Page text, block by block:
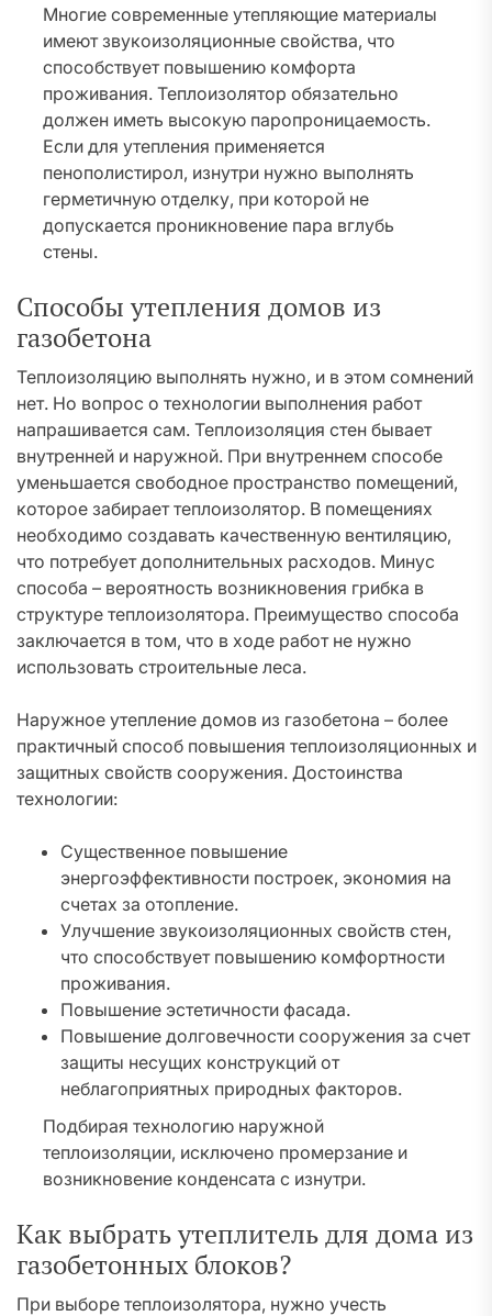
Многие современные утепляющие материалы
имеют звукоизоляционные свойства, что
способствует повышению комфорта
проживания. Теплоизолятор обязательно
должен иметь высокую паропроницаемость.
Если для утепления применяется
пенополистирол, изнутри нужно выполнять
герметичную отделку, при которой не
допускается проникновение пара вглубь
стены.
Способы утепления домов из
газобетона
Теплоизоляцию выполнять нужно, и в этом сомнений
нет. Но вопрос о технологии выполнения работ
напрашивается сам. Теплоизоляция стен бывает
внутренней и наружной. При внутреннем способе
уменьшается свободное пространство помещений,
которое забирает теплоизолятор. В помещениях
необходимо создавать качественную вентиляцию,
что потребует дополнительных расходов. Минус
способа – вероятность возникновения грибка в
структуре теплоизолятора. Преимущество способа
заключается в том, что в ходе работ не нужно
использовать строительные леса.
Наружное утепление домов из газобетона – более
практичный способ повышения теплоизоляционных и
защитных свойств сооружения. Достоинства
технологии:
Существенное повышение
энергоэффективности построек, экономия на
счетах за отопление.
Улучшение звукоизоляционных свойств стен,
что способствует повышению комфортности
проживания.
Повышение эстетичности фасада.
Повышение долговечности сооружения за счет
защиты несущих конструкций от
неблагоприятных природных факторов.
Подбирая технологию наружной
теплоизоляции, исключено промерзание и
возникновение конденсата с изнутри.
Как выбрать утеплитель для дома из
газобетонных блоков?
При выборе теплоизолятора, нужно учесть